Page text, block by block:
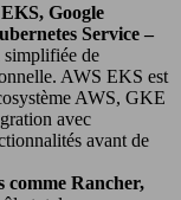
Google
Service –
simplifiée de
AWS EKS est
AWS, GKE
avec
avant de
comme Rancher,